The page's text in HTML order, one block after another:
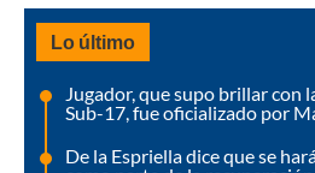
Lo último
Jugador, que supo brillar con
Sub-17, fue oficializado por
De la Espriella dice que se